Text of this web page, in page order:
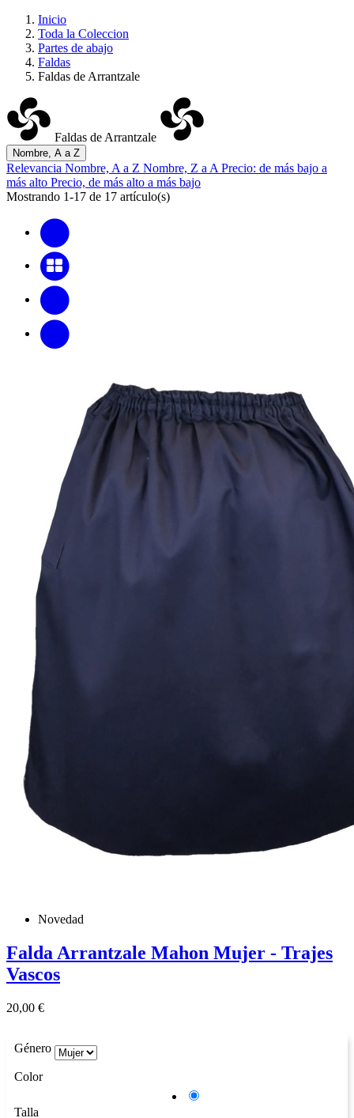
Inicio
Toda la Coleccion
Partes de abajo
Faldas
Faldas de Arrantzale
Faldas de Arrantzale
Nombre, A a Z
Relevancia Nombre, A a Z Nombre, Z a A Precio: de más bajo a
más alto Precio, de más alto a más bajo
Mostrando 1-17 de 17 artículo(s)
Novedad
Falda Arrantzale Mahon Mujer - Trajes
Vascos
Precio
20,00 €
Género
Color
Talla